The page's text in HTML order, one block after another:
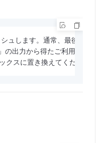
します。通常、最後に送信さ
力から得たご利用のジョブ
スに置き換えてください。